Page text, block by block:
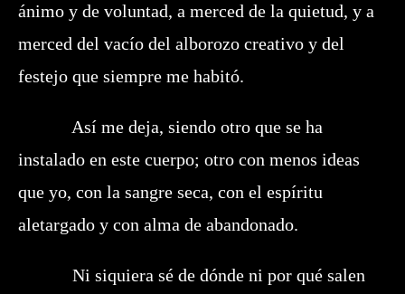
ánimo y de voluntad, a merced de la quietud, y a
merced del vacío del alborozo creativo y del
festejo que siempre me habitó.
Así me deja, siendo otro que se ha
instalado en este cuerpo; otro con menos ideas
que yo, con la sangre seca, con el espíritu
aletargado y con alma de abandonado.
Ni siquiera sé de dónde ni por qué salen